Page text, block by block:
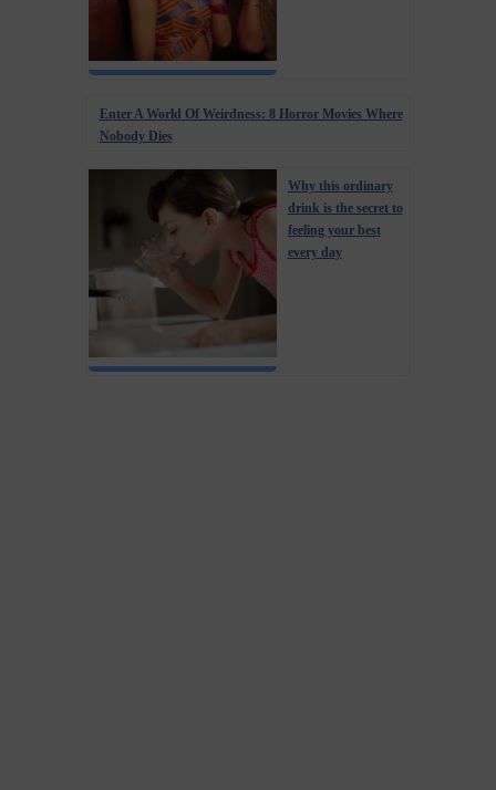
Enter A World Of Weirdness: 8 Horror Movies Where
Nobody Dies
Why this ordinary
drink is the secret to
feeling your best
every day